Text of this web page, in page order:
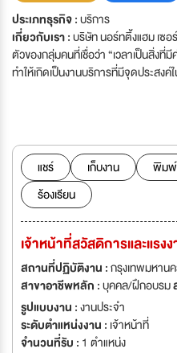
ประเภทธุรกิจ :บริการ
เกี่ยวกับเรา :บริษัท นอร์ทติ้งแฮม เซอร์วิสเซส จำกัด
ตัวของกลุ่มคนที่เชื่อว่า “เวลาเป็นสิ่งที่
ทำให้เกิดเป็นงานบริการที่มีจุดประสง
เป็นชื่อเมืองในประเทศอังกฤษ ซึ่งเป็น
ส่วนโลโก้บริษัทที่เป็น นกแฮมมิ่งเบิร์ด
กระตือรือร้น อีกทั้งยังเป็นสัญลักษณ์แ
เราที่มีความยืดหยุ่นและสามารถตอบ
รวดเร็ว "เพราะเราเชื่อว่าเวลาทุกนาทีของลูกค้ามีค่า" เราจึงอยากเป็นส่วนหนึ่งใน
การแบ่งเบาภาระในงานให้กับลูกค้าเ
โดยเราผสานความเป็นที่หนึ่งในทุกๆ
ยาวนานกว่า 20 ปีทำให้บริษัทฯมีควา
เข้าถึงง่าย มีความรับผิดชอบ ในราคา
ดีที่สุดจากเรา จากการที่เราดูแลคว
อย่างสม่ำเสมอ จึงทำให้เรามีลูกค้าให
ปากต่อปากของฐานลูกค้าเดิมที่วางใจ
แฮม อย่างเสมอมา
แชร์ เก็บงาน
พิมพ์
ร้องเรียน
เจ้าหน้าที่สวัสดิการและแร
สถานที่ปฏิบัติงาน :กรุงเทพมหาน
สาขาอาชีพหลัก :บุคคล/ฝึกอบรม
รูปแบบงาน :งานประจำ
ระดับตำแหน่งงาน : เจ้าหน้าที่
จำนวนที่รับ : 1 ตำแหน่ง